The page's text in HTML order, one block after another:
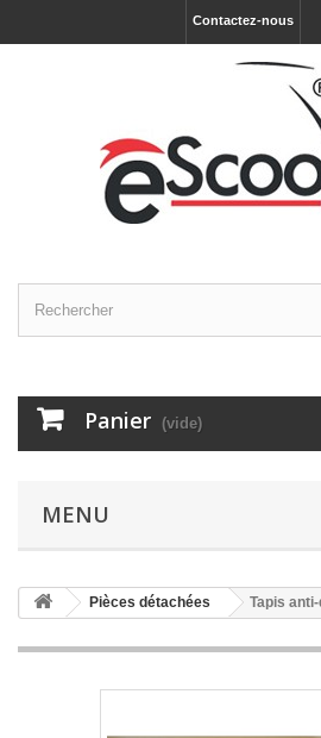
Contactez-nous
Panier (vide)
MENU
Pièces détachées Tapis